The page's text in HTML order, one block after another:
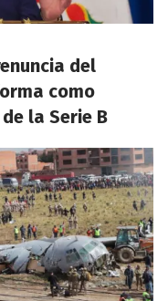
del
como
la Serie B